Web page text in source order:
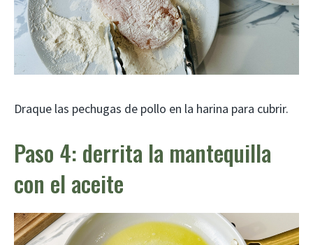
Draque las pechugas de pollo en la harina para cubrir.
Paso 4: derrita la mantequilla
con el aceite